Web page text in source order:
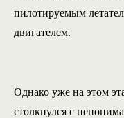
пилотируемым
двигателем.
Однако уже на этом
столкнулся с